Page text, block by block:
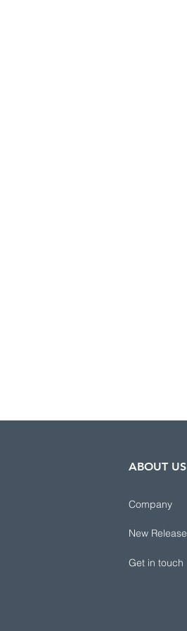
ABOUT US
Company
New Release
Get in touch